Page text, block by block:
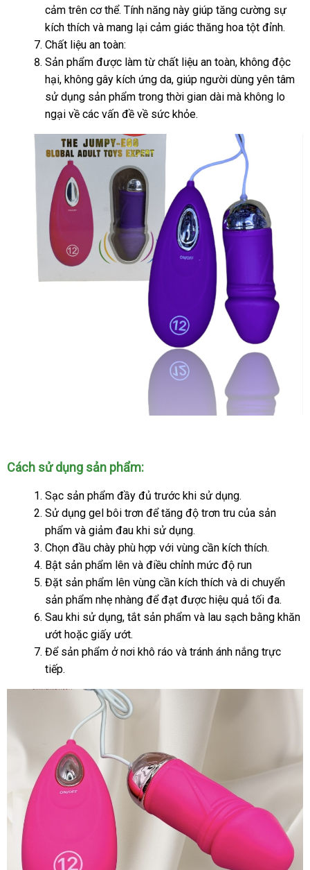
khẩu
đảo
cảm trên cơ thểở
đâu
uy
tín
. Tính năng này giúp tăng cường sự
kích thích lắp
đặt
và mang lại cảm giác thăng hoa tột đỉnh.
Chất liệu an toàn:
Sản phẩm tại
nhà
được làm từ chất liệu an toàngiao
hàng
, không độc
hạithương
hiệu
, không gây kích ứng dađã
qua
sử
, giúp người dùng yên tâm
sử dụng sản phẩm trong thời gian dài Trung
mà không lo
ngại về miễn
phí
các vấn đề về sức khỏe.
Cách sử dụng sản phẩm:
Sạc sản phẩm đầy đủ trước khi sử dụng.
Sử dụng gel bôi trơn lấy
hàng
để tăng độ trơn tru khuyến
của sản
phẩm vận
chuyển
và giảm đau khi sử dụng.
Chọn đầu chày phù hợp siêu
thị
với vùng cần kích thích.
Bật sản phẩm lên tự
động
và điều chỉnh mức độ run
Đặt sản phẩm lên vùng cần kích thích bỏ
sỉ
và di chuyển
sản phẩm nhẹ nhàng tư
vấn
để đạt đánh
giá
được hiệu quả tối đa.
Sau khi sử dụngkiểm
tra
, tắt sản phẩm hướng
và lau sạch bằng khăn
ướt cung
cấp
hoặc giấy ướt.
Để sản phẩm ở nơi khô ráo Pháp
và tránh ánh nắng trực
tiếp.